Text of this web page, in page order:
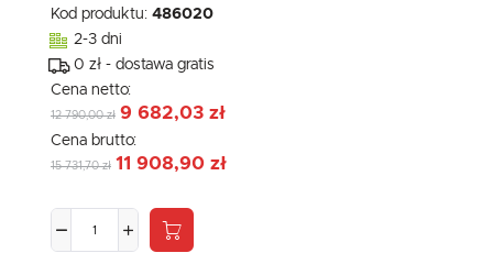
Kod produktu: 486020
2-3 dni
0 zł - dostawa gratis
Cena netto:
12 790,00 zł 9 682,03 zł
Cena brutto:
15 731,70 zł 11 908,90 zł